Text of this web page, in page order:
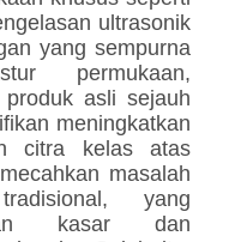
ultrasonik
yang sempurna
permukaan,
produk asli sejauh
meningkatkan
citra kelas atas
masalah
yang
kasar dan